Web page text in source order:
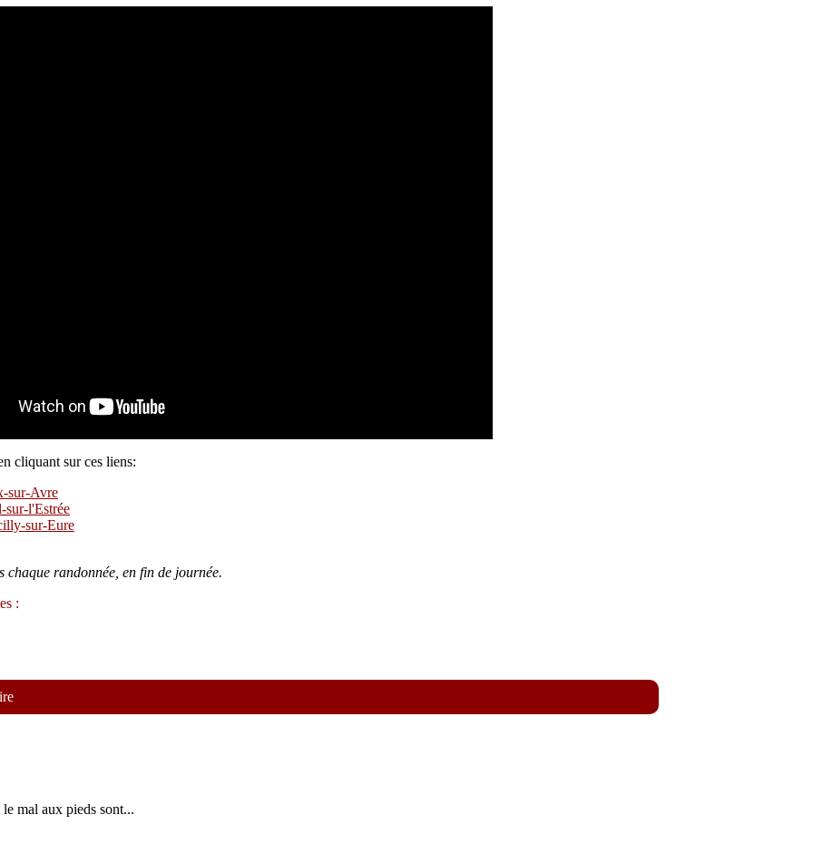
cliquant sur ces liens:
sur-Avre
sur-l'Estrée
sur-Eure
chaque randonnée, en fin de journée.
:
mal aux pieds sont...